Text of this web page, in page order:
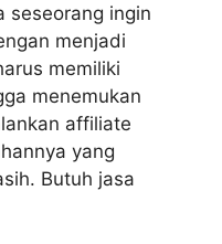
seseorang ingin
menjadi
memiliki
menemukan
affiliate
yang
Butuh jasa